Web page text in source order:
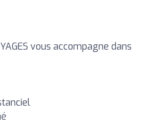
vous accompagne dans